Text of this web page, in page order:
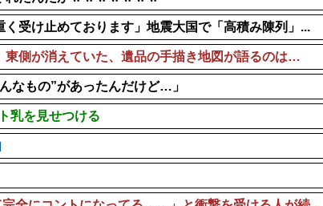
受け止めております」地震大国で「高積み陳列」...
東側が消えていた、遺品の手描き地図が語るのは…
なもの”があったんだけど…」
乳を見せつける